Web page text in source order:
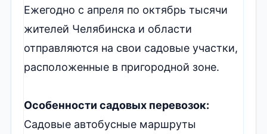
Ежегодно с апреля по октябрь тысячи
жителей Челябинска и области
отправляются на свои садовые участки,
расположенные в пригородной зоне.
Особенности садовых перевозок:
Садовые автобусные маршруты